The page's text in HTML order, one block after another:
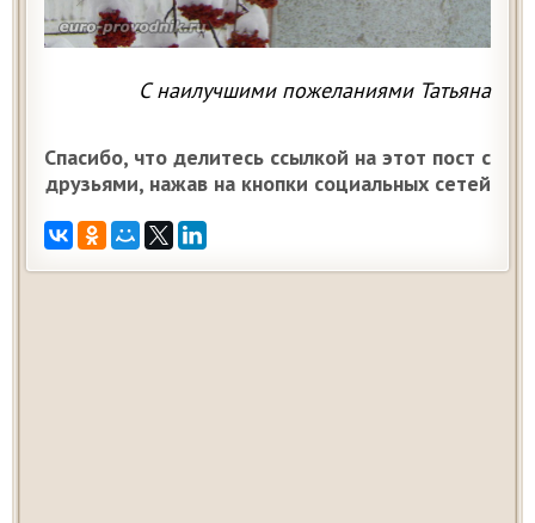
С наилучшими пожеланиями Татьяна
Спасибо, что делитесь ссылкой на этот пост с
друзьями, нажав на кнопки социальных сетей